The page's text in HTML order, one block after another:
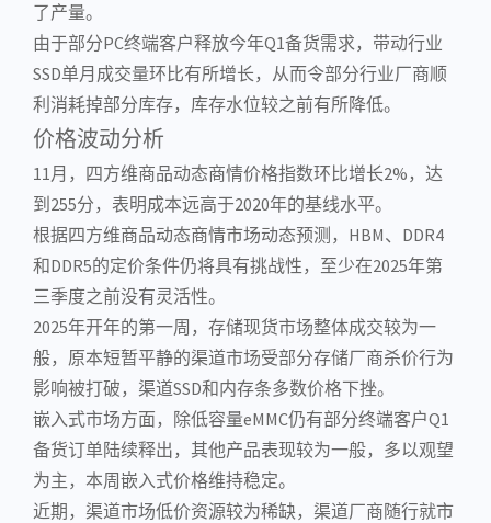
了产量。
由于部分PC终端客户释放今年Q1备货需求，带动行业
SSD单月成交量环比有所增长，从而令部分行业厂商顺
利消耗掉部分库存，库存水位较之前有所降低。
价格波动分析
11月，四方维商品动态商情价格指数环比增长2%，达
到255分，表明成本远高于2020年的基线水平。
根据四方维商品动态商情市场动态预测，HBM、DDR4
和DDR5的定价条件仍将具有挑战性，至少在2025年第
三季度之前没有灵活性。
2025年开年的第一周，存储现货市场整体成交较为一
般，原本短暂平静的渠道市场受部分存储厂商杀价行为
影响被打破，渠道SSD和内存条多数价格下挫。
嵌入式市场方面，除低容量eMMC仍有部分终端客户Q1
备货订单陆续释出，其他产品表现较为一般，多以观望
为主，本周嵌入式价格维持稳定。
近期，渠道市场低价资源较为稀缺，渠道厂商随行就市